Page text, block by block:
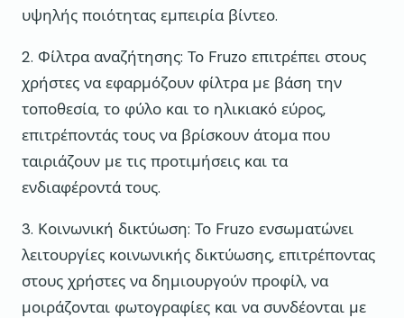
υψηλής ποιότητας εμπειρία βίντεο.
2. Φίλτρα αναζήτησης: Το Fruzo επιτρέπει στους
χρήστες να εφαρμόζουν φίλτρα με βάση την
τοποθεσία, το φύλο και το ηλικιακό εύρος,
επιτρέποντάς τους να βρίσκουν άτομα που
ταιριάζουν με τις προτιμήσεις και τα
ενδιαφέροντά τους.
3. Κοινωνική δικτύωση: Το Fruzo ενσωματώνει
λειτουργίες κοινωνικής δικτύωσης, επιτρέποντας
στους χρήστες να δημιουργούν προφίλ, να
μοιράζονται φωτογραφίες και να συνδέονται με